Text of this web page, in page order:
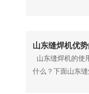
山东缝焊机优
山东缝焊机的使
什么？下面山东